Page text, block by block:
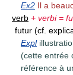
Ex2 Il a
verb + verbi =
futur (cf.
Expl
(cette entrée
référence à